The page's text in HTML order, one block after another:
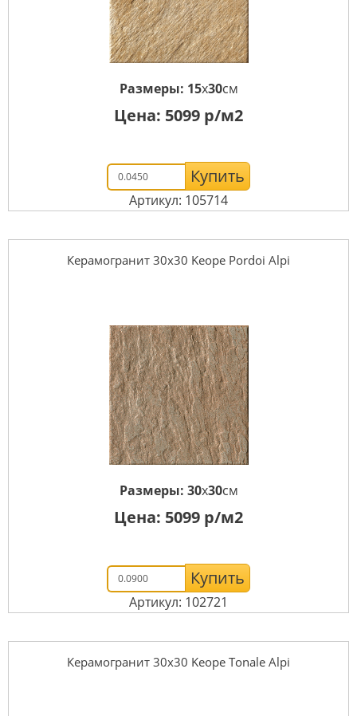
Размеры: 15x30см
Цена: 5099 р/м2
Купить
Артикул: 105714
Керамогранит 30x30 Keope Pordoi Alpi
Размеры: 30x30см
Цена: 5099 р/м2
Купить
Артикул: 102721
Керамогранит 30x30 Keope Tonale Alpi